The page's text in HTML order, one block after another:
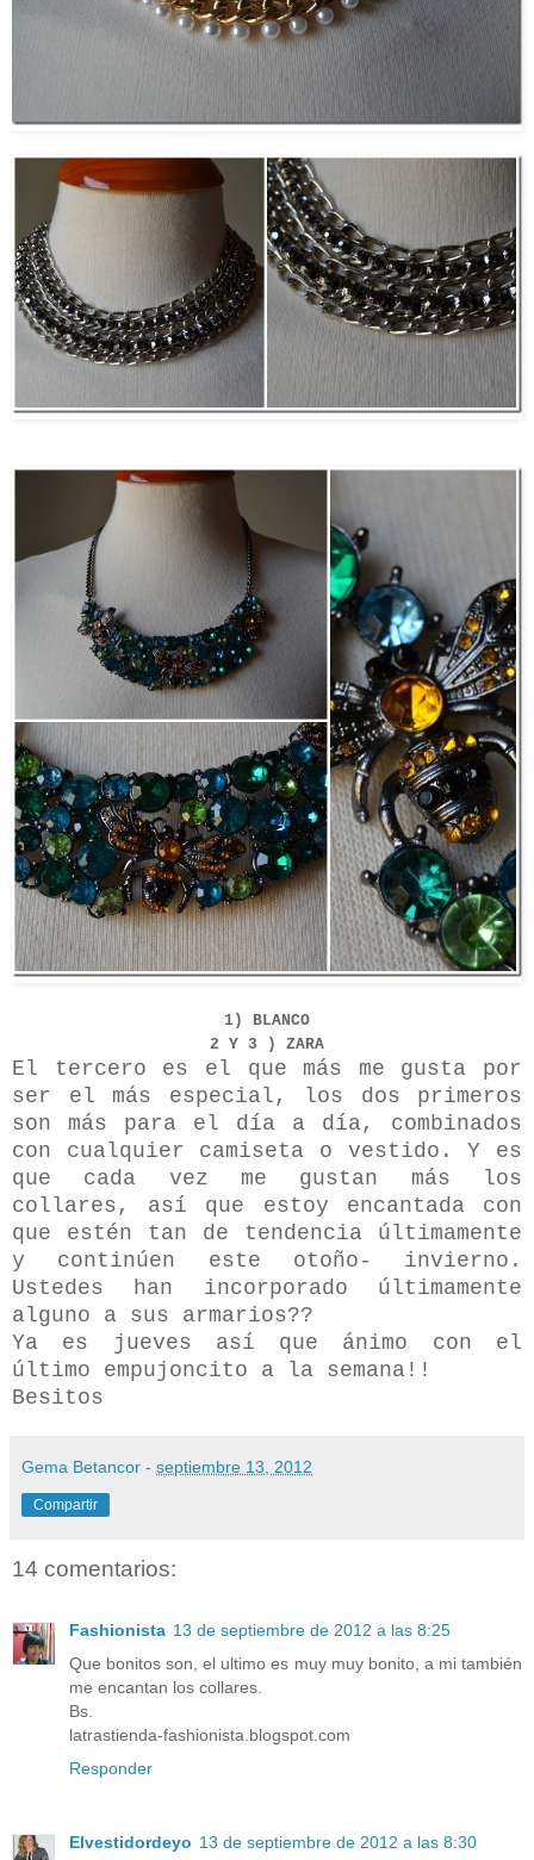
1) BLANCO
2 Y 3 ) ZARA
El tercero es el que más me gusta por
ser el más especial, los dos primeros
son más para el día a día, combinados
con cualquier camiseta o vestido. Y es
que cada vez me gustan más los
collares, así que estoy encantada con
que estén tan de tendencia últimamente
y continúen este otoño- invierno.
Ustedes han incorporado últimamente
alguno a sus armarios??
Ya es jueves así que ánimo con el
último empujoncito a la semana!!
Besitos
Gema Betancor - septiembre 13, 2012
Compartir
14 comentarios:
Fashionista 13 de septiembre de 2012 a las 8:25
Que bonitos son, el ultimo es muy muy bonito, a mi también
me encantan los collares.
Bs.
latrastienda-fashionista.blogspot.com
Responder
Elvestidordeyo 13 de septiembre de 2012 a las 8:30